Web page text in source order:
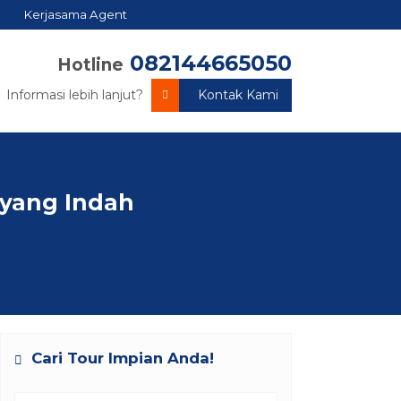
Kerjasama Agent
Hotline 082144665050
Informasi lebih lanjut? Kontak Kami
Indah
Cari Tour Impian Anda!